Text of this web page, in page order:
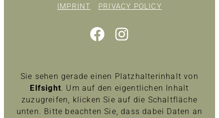
IMPRINT PRIVACY POLICY
Sie sehen gerade einen Platzhalterinhalt von
Elfsight. Um auf den eigentlichen Inhalt
zuzugreifen, klicken Sie auf die Schaltfläche
unten. Bitte beachten Sie, dass dabei Daten an